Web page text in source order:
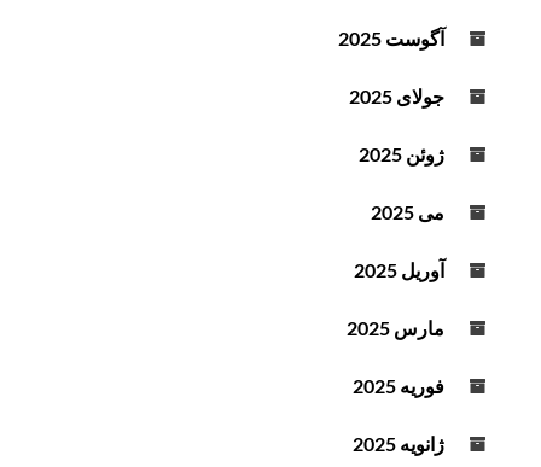
آگوست 2025
جولای 2025
ژوئن 2025
می 2025
آوریل 2025
مارس 2025
فوریه 2025
ژانویه 2025